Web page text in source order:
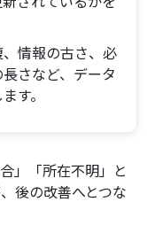
、情報の古さ、必
さなど、データ
す。
」「所在不明」と
後の改善へとつな